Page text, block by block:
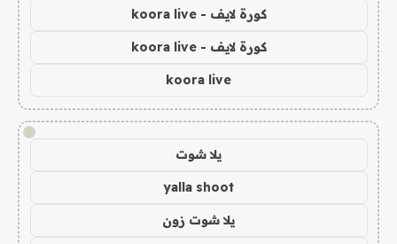
كورة لايف - koora live
كورة لايف - koora live
koora live
!
يلا شوت
yalla shoot
يلا شوت زون